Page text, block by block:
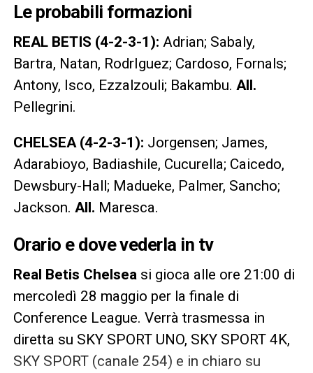
Le probabili formazioni
REAL BETIS (4-2-3-1): Adrian; Sabaly,
Bartra, Natan, RodrIguez; Cardoso, Fornals;
Antony, Isco, Ezzalzouli; Bakambu. All.
Pellegrini.
CHELSEA (4-2-3-1): Jorgensen; James,
Adarabioyo, Badiashile, Cucurella; Caicedo,
Dewsbury-Hall; Madueke, Palmer, Sancho;
Jackson. All. Maresca.
Orario e dove vederla in tv
Real Betis Chelsea si gioca alle ore 21:00 di
mercoledì 28 maggio per la finale di
Conference League. Verrà trasmessa in
diretta su SKY SPORT UNO, SKY SPORT 4K,
SKY SPORT (canale 254) e in chiaro su